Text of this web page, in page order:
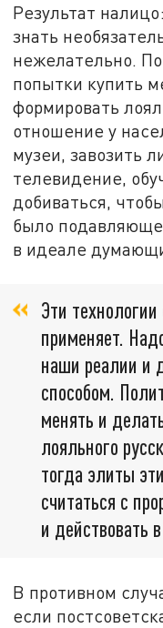
Результат
знать
нежелательно.
попытки купить
формировать
отношение у
музеи, завозить
телевидение,
добиваться,
было
в идеале
Эти
применяет.
наши реалии и
способом.
менять и
лояльного
тогда элиты
считаться с
и действовать
В противном
если